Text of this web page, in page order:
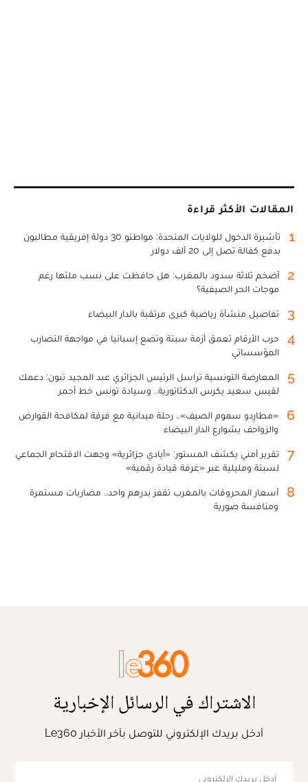
المقالات الأكثر قراءة
1
تأشيرة الدخول للولايات المتحدة: مواطنو 30 دولة إفريقية مطالبون
بدفع كفالة تصل إلى 20 ألف دولار
2
أضخم ثلاثة سدود بالمغرب: هل حافظت على نسب ملئها رغم
موجات الحر الصيفية؟
3 تفاصيل منشأة رياضية كبرى مرتقبة بالدار البيضاء
4
حرب الأرقام تعمق أزمة سبتة وتضع إسبانيا في مواجهة التضارب
المؤسساتي
5
المعارضة التونسية تراسل الرئيس الجزائري عبد المجيد تبون: دعمك
لقيس سعيد يكرس الدكتاتورية.. وسيادة تونس خط أحمر
6
«مطارِدو سموم الصيف».. رحلة ميدانية مع فرقة لمكافحة القوارض
والزواحف بشوارع الدار البيضاء
7
تقرير أمني يكشف المستور: «أيادي جزائرية» وجهت الاقتحام الجماعي
لسبتة ومليلية عبر «غرفة قيادة رقمية»
8
أسعار المحروقات بالمغرب تقفز بدرهم واحد.. مضاربات مستمرة
ومنافسة صورية
الاشتراك في الرسائل الإخبارية
أدخل بريدك الإلكتروني للتوصل بآخر الأخبار Le360